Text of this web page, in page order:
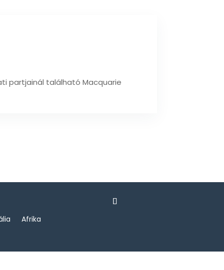
partjainál található Macquarie
Afrika